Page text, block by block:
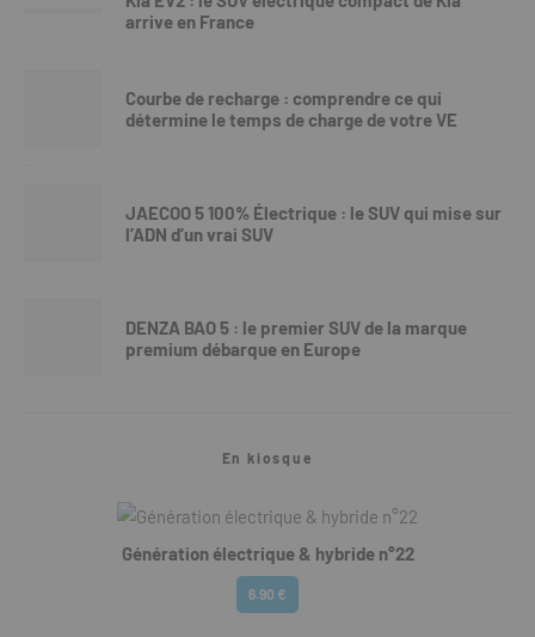
arrive en France
Courbe de recharge : comprendre ce qui
détermine le temps de charge de votre VE
JAECOO 5 100% Électrique : le SUV qui mise sur
l’ADN d’un vrai SUV
DENZA BAO 5 : le premier SUV de la marque
premium débarque en Europe
En kiosque
Génération électrique & hybride n°22
6.90 €